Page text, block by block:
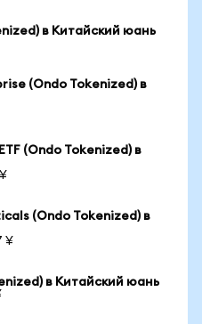
в Китайский юань
(Ondo Tokenized) в
(Ondo Tokenized) в
(Ondo Tokenized) в
¥
в Китайский юань